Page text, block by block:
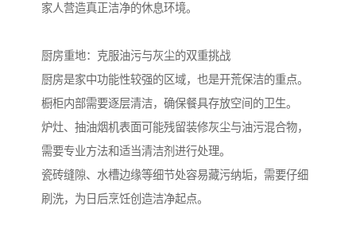
家人营造真正洁净的休息环境。
厨房重地：克服油污与灰尘的双重挑战
厨房是家中功能性较强的区域，也是开荒保洁的重点。
橱柜内部需要逐层清洁，确保餐具存放空间的卫生。
炉灶、抽油烟机表面可能残留装修灰尘与油污混合物，
需要专业方法和适当清洁剂进行处理。
瓷砖缝隙、水槽边缘等细节处容易藏污纳垢，需要仔细
刷洗，为日后烹饪创造洁净起点。